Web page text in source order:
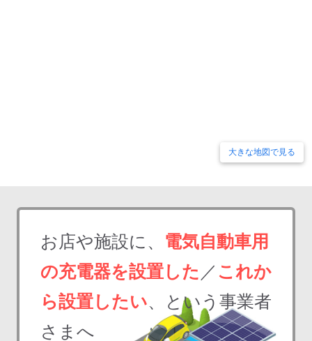
大きな地図で見る
お店や施設に、 電気自動車用
の充電器を設置した ／ これか
ら設置したい、という事業者
さまへ